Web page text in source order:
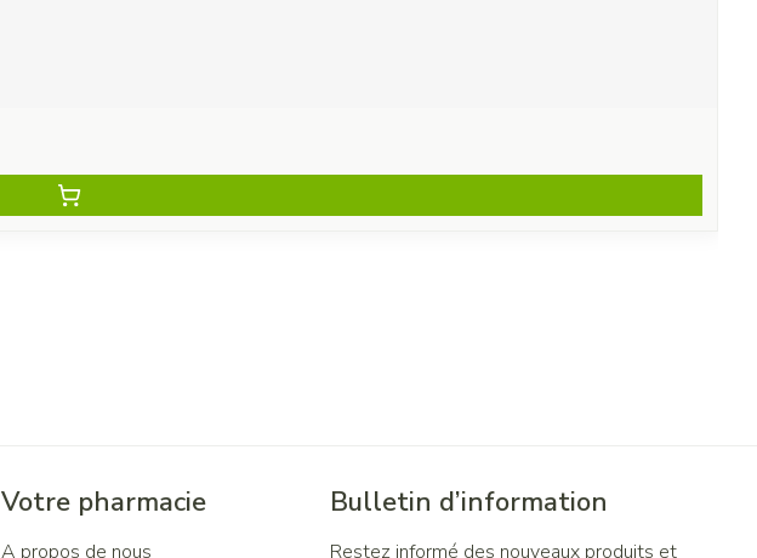
Votre pharmacie
A propos de nous
Bulletin d’information
Restez informé des nouveaux produits et